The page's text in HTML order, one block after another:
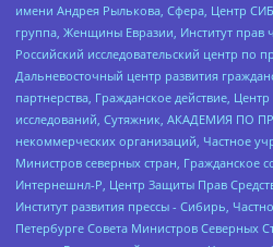
имени Андрея Рылькова, Сфера, Центр
группа, Женщины Евразии, Институт прав
Российский исследовательский центр по
Дальневосточный центр развития
партнерства, Гражданское действие,
исследований, Сутяжник, АКАДЕМИЯ ПО
некоммерческих организаций, Частное
Министров северных стран, Гражданское
Интернешнл-Р, Центр Защиты Прав
Институт развития прессы - Сибирь,
Петербурге Совета Министров Северных